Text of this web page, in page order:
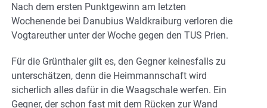
Nach dem ersten Punktgewinn am letzten
Wochenende bei Danubius Waldkraiburg verloren die
Vogtareuther unter der Woche gegen den TUS Prien.
Für die Grünthaler gilt es, den Gegner keinesfalls zu
unterschätzen, denn die Heimmannschaft wird
sicherlich alles dafür in die Waagschale werfen. Ein
Gegner, der schon fast mit dem Rücken zur Wand